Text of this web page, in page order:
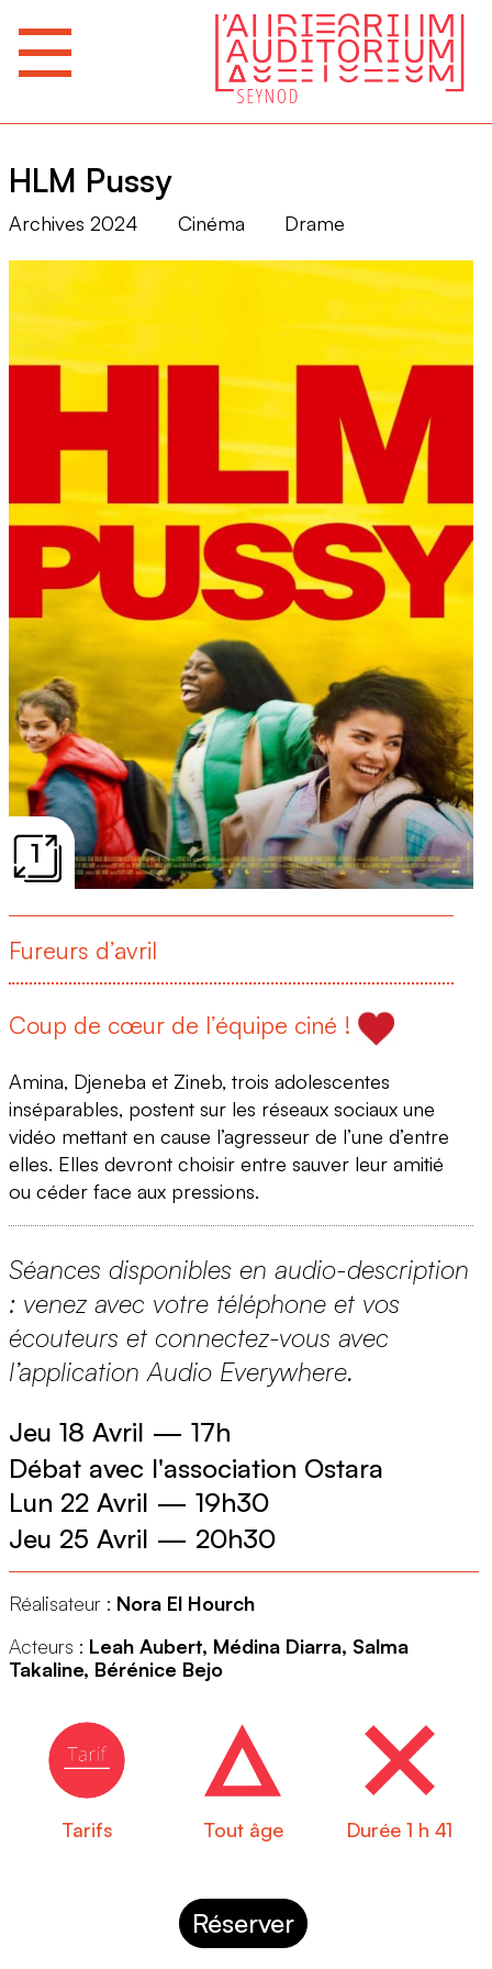
HLM Pussy
Archives 2024 Cinéma Drame
1
Fureurs d’avril
Coup de cœur de l’équipe ciné !
Amina, Djeneba et Zineb, trois adolescentes
inséparables, postent sur les réseaux sociaux une
vidéo mettant en cause l’agresseur de l’une d’entre
elles. Elles devront choisir entre sauver leur amitié
ou céder face aux pressions.
Séances disponibles en audio-description
: venez avec votre téléphone et vos
écouteurs et connectez-vous avec
l’application Audio Everywhere.
Jeu 18 Avril — 17h
Débat avec l'association Ostara
Lun 22 Avril — 19h30
Jeu 25 Avril — 20h30
Réalisateur : Nora El Hourch
Acteurs : Leah Aubert, Médina Diarra, Salma
Takaline, Bérénice Bejo
Tarifs Tout âge Durée 1 h 41
Réserver